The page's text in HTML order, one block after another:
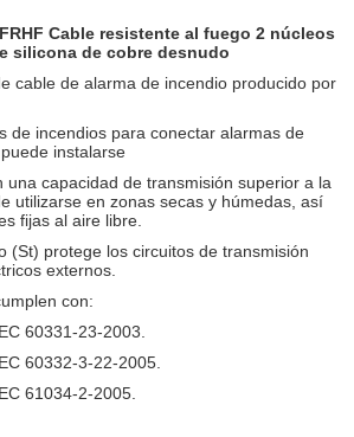
Cable resistente al fuego 2 núcleos
silicona de cobre desnudo
cable de alarma de incendio producido por
de incendios para conectar alarmas de
instalarse
una capacidad de transmisión superior a la
utilizarse en zonas secas y húmedas, así
fijas al aire libre.
(St) protege los circuitos de transmisión
externos.
con:
60331-23-2003.
60332-3-22-2005.
61034-2-2005.